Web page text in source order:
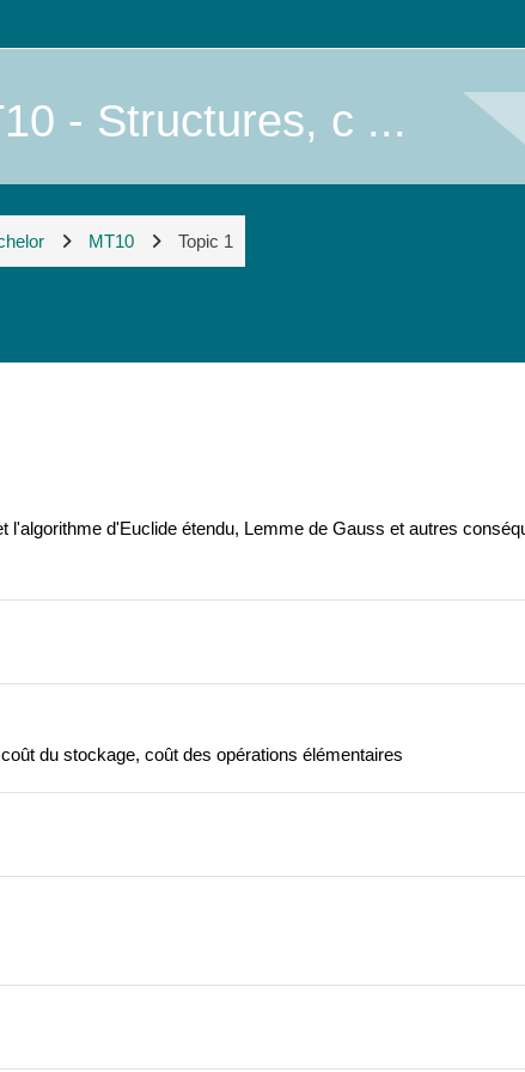
- Structures, c ...
MT10 Topic 1
l'algorithme d'Euclide étendu, Lemme de Gauss et autres
du stockage, coût des opérations élémentaires